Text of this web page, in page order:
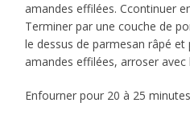
amandes effilées. Ccontinuer
Terminer par une couche de
le dessus de parmesan râpé et
amandes effilées, arroser avec
Enfourner pour 20 à 25